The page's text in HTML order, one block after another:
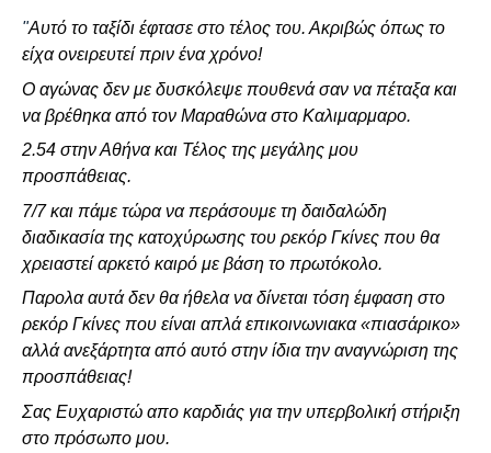
"Αυτό το ταξίδι έφτασε στο τέλος του. Ακριβώς όπως το
είχα ονειρευτεί πριν ένα χρόνο!
Ο αγώνας δεν με δυσκόλεψε πουθενά σαν να πέταξα και
να βρέθηκα από τον Μαραθώνα στο Καλιμαρμαρο.
2.54 στην Αθήνα και Τέλος της μεγάλης μου
προσπάθειας.
7/7 και πάμε τώρα να περάσουμε τη δαιδαλώδη
διαδικασία της κατοχύρωσης του ρεκόρ Γκίνες που θα
χρειαστεί αρκετό καιρό με βάση το πρωτόκολο.
Παρολα αυτά δεν θα ήθελα να δίνεται τόση έμφαση στο
ρεκόρ Γκίνες που είναι απλά επικοινωνιακα «πιασάρικο»
αλλά ανεξάρτητα από αυτό στην ίδια την αναγνώριση της
προσπάθειας!
Σας Ευχαριστώ απο καρδιάς για την υπερβολική στήριξη
στο πρόσωπο μου.